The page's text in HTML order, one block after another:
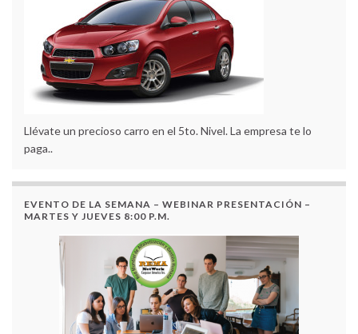
Llévate un precioso carro en el 5to. Nivel. La empresa te lo
paga..
EVENTO DE LA SEMANA – WEBINAR PRESENTACIÓN –
MARTES Y JUEVES 8:00 P.M.